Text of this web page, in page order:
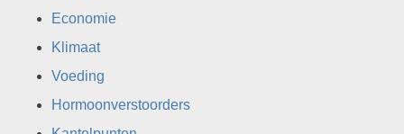
Economie
Klimaat
Voeding
Hormoonverstoorders